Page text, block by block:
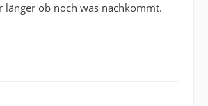
ob noch was nachkommt.